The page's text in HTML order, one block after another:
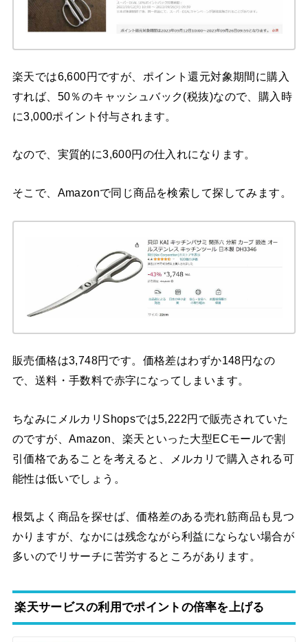
楽天では6,600円ですが、ポイント還元対象期間に購入
すれば、50％のキャッシュバック(税抜)なので、購入時
に3,000ポイント付与されます。
なので、実質的に3,600円の仕入れになります。
そこで、Amazonで同じ商品を検索して探してみます。
販売価格は3,748円です。価格差はわずか148円なの
で、送料・手数料で赤字になってしまいます。
ちなみにメルカリShopsでは5,222円で販売されていた
のですが、Amazon、楽天といった大型ECモールで割
引価格であることを考えると、メルカリで購入される可
能性は低いでしょう。
根気よく商品を探せば、価格差のある売れ筋商品も見つ
かりますが、なかには残念ながら利益にならない場合が
多いのでリサーチに苦労するところがあります。
楽天サービスの利用でポイントの倍率を上げる